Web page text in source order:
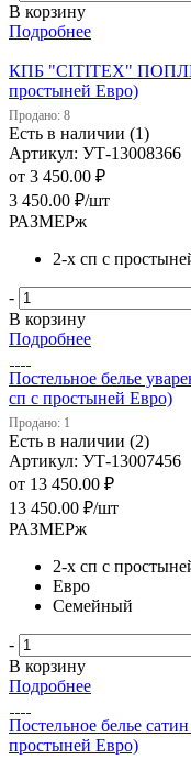
В корзину
Подробнее
КПБ "CITITEX"
простыней Евро)
Продано: 8
Есть в наличии (1)
Артикул: УТ-13008366
от 3 450.00 ₽
3 450.00 ₽/шт
РАЗМЕРж
2-х сп с
-
В корзину
Подробнее
Постельное белье
сп с простыней Евро)
Продано: 1
Есть в наличии (2)
Артикул: УТ-13007456
от 13 450.00 ₽
13 450.00 ₽/шт
РАЗМЕРж
2-х сп с
Евро
Семейный
-
В корзину
Подробнее
Постельное белье
простыней Евро)